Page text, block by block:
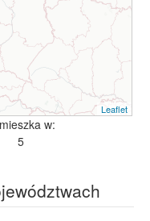
Leaflet
mieszka w:
5